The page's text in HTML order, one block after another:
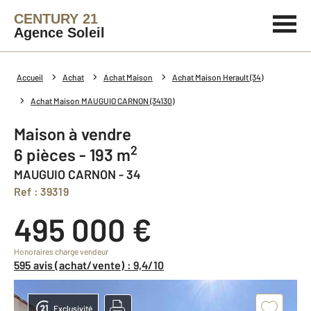
CENTURY 21
Agence Soleil
Accueil Achat Achat Maison Achat Maison Herault (34)
Achat Maison MAUGUIO CARNON (34130)
Maison à vendre
6 pièces - 193 m2
MAUGUIO CARNON - 34
Ref : 39319
495 000 €
Honoraires charge vendeur
595 avis (achat/vente) : 9,4/10
Exclusivité